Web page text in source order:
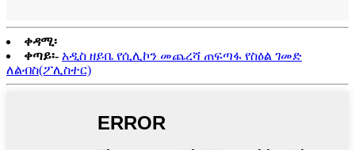
ቀዳሚ፡
ቀጣይ፡- አዲስ ዘይቤ የሲሊኮን መጨረሻ ጠፍጣፋ የስዕል ገመድ
ለልብስ(ፖሊስተር)